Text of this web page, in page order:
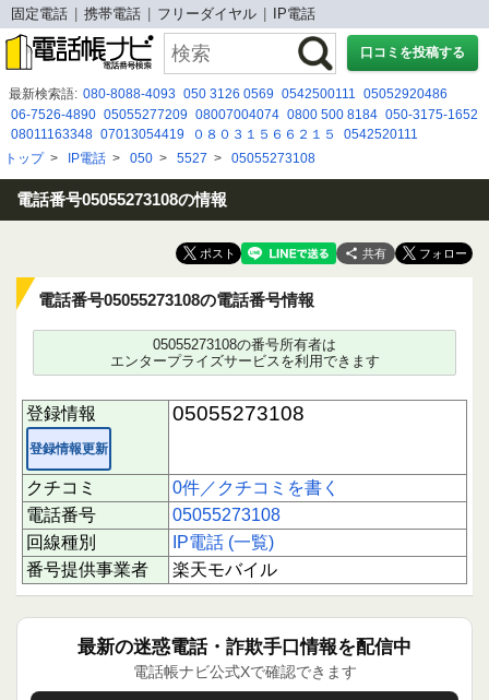
固定電話 携帯電話 フリーダイヤル IP電話
口コミを投稿する
最新検索語: 080-8088-4093 050 3126 0569 0542500111
05052920486
06-7526-4890 05055277209 08007004074 0800 500 8184 050-3175-1652
08011163348 07013054419 ０８０３１５６６２１５
0542520111
0366285871 09074535084 0775030203 ０１２０２７４４５３
070-2642-5619 08075832583 0120579445 0800 500 8188 0363761250
07015383616 05031274219 050 3124 0771
トップ> IP電話 > 050 > 5527 > 05055273108
電話番号05055273108の情報
共有
電話番号05055273108の電話番号情報
05055273108の番号所有者は
エンタープライズサービスを利用できます
登録情報
登録情報更新
05055273108
クチコミ
0件／クチコミを書く
電話番号
05055273108
回線種別
IP電話 (一覧)
番号提供事業者
楽天モバイル
最新の迷惑電話・詐欺手口情報を配信中
電話帳ナビ公式Xで確認できます